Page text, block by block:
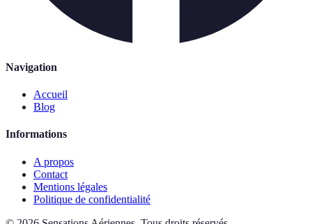
Navigation
Accueil
Blog
Informations
A propos
Contact
Mentions légales
Politique de confidentialité